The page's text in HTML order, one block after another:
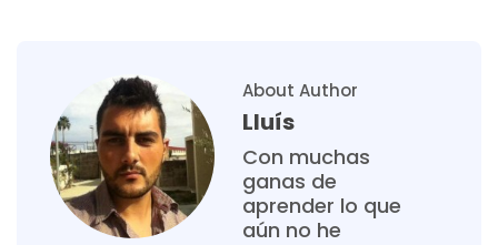
About Author
Lluís
Con muchas
ganas de
aprender lo que
aún no he